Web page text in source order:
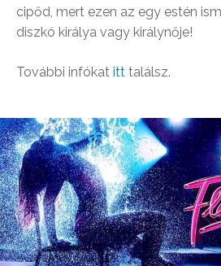
cipőd, mert ezen az egy estén
diszkó királya vagy királynője!
További infókat itt találsz.